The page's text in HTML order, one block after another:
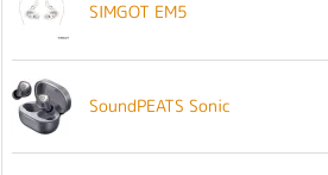
SIMGOT EM5
SoundPEATS Sonic